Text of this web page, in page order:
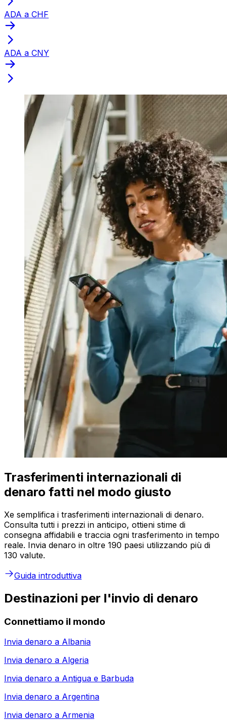
ADA a CHF
ADA a CNY
Trasferimenti internazionali di
denaro fatti nel modo giusto
Xe semplifica i trasferimenti internazionali di denaro.
Consulta tutti i prezzi in anticipo, ottieni stime di
consegna affidabili e traccia ogni trasferimento in tempo
reale. Invia denaro in oltre 190 paesi utilizzando più di
130 valute.
Guida introduttiva
Destinazioni per l'invio di denaro
Connettiamo il mondo
Invia denaro a Albania
Invia denaro a Algeria
Invia denaro a Antigua e Barbuda
Invia denaro a Argentina
Invia denaro a Armenia